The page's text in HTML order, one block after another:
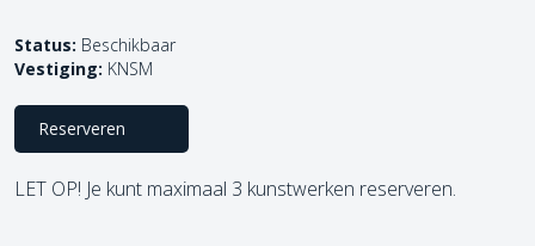
Status: Beschikbaar
Vestiging: KNSM
Reserveren
LET OP! Je kunt maximaal 3 kunstwerken reserveren.